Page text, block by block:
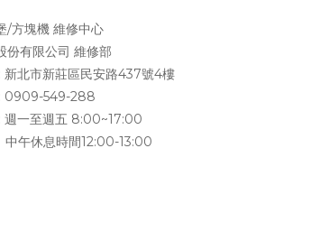
/方塊機 維修中心
份有限公司 維修部
新北市新莊區民安路437號4樓
0909-549-288
週一至週五 8:00~17:00
休息時間12:00-13:00